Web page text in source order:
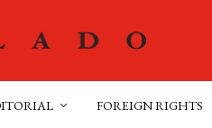
FOREIGN RIGHTS